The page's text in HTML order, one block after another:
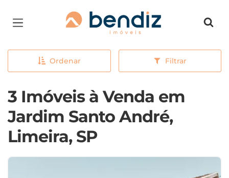
Página inicial
Ordenar Filtrar
3 Imóveis à Venda em
Jardim Santo André,
Limeira, SP